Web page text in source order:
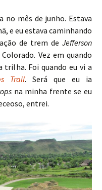
no mês de junho. Estava
e eu estava caminhando
de trem de Jefferson
Vez em quando
trilha. Foi quando eu vi a
Trail. Será que eu ia
na minha frente se eu
entrei.